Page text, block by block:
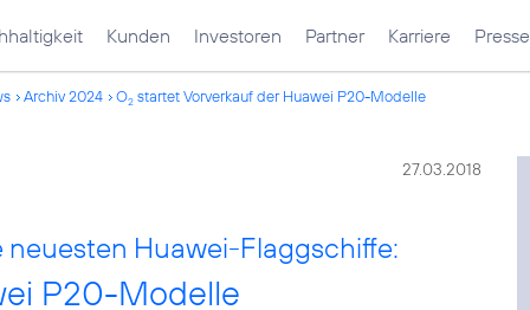
Kunden Investoren Partner Karriere Presse
Archiv 2024 O2 startet Vorverkauf der Huawei P20-Modelle
27.03.2018
Huawei-Flaggschiffe:
P20-Modelle